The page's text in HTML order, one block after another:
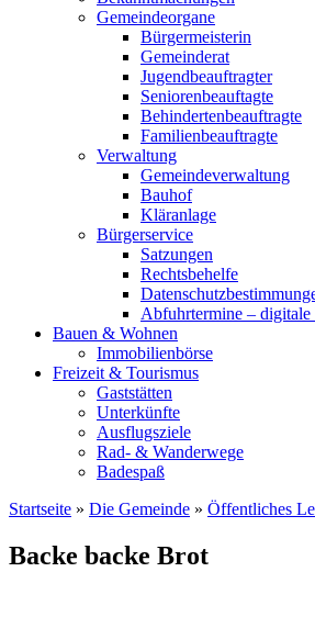
Gemeindeorgane
Bürgermeisterin
Gemeinderat
Jugendbeauftragter
Seniorenbeauftagte
Behindertenbeauftragte
Familienbeauftragte
Verwaltung
Gemeindeverwaltung
Bauhof
Kläranlage
Bürgerservice
Satzungen
Rechtsbehelfe
Abfuhrtermine – digitale
Bauen & Wohnen
Immobilienbörse
Freizeit & Tourismus
Gaststätten
Unterkünfte
Ausflugsziele
Rad- & Wanderwege
Badespaß
Startseite » Die Gemeinde » Öffentliches
Backe backe Brot